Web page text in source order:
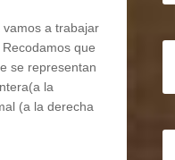
a trabajar
que
se representan
la
(a la derecha